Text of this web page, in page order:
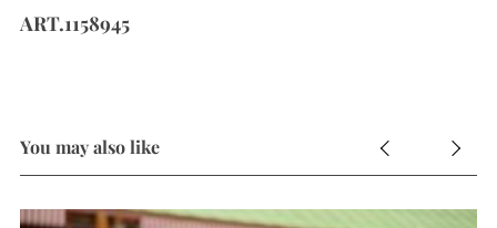
ART.1158945
You may also like